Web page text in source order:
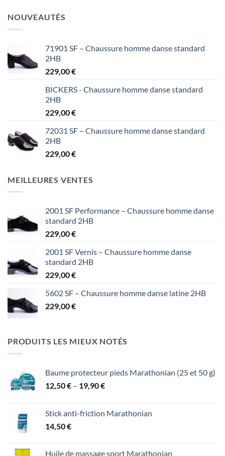
NOUVEAUTÉS
71901 SF – Chaussure homme danse standard
2HB
229,00€
BICKERS - Chaussure homme danse standard
2HB
229,00€
72031 SF – Chaussure homme danse standard
2HB
229,00€
MEILLEURES VENTES
2001 SF Performance – Chaussure homme danse
standard 2HB
229,00€
2001 SF Vernis – Chaussure homme danse
standard 2HB
229,00€
5602 SF – Chaussure homme danse latine 2HB
229,00€
PRODUITS LES MIEUX NOTÉS
Baume protecteur pieds Marathonian (25 et 50 g)
12,50€ – 19,90€Price
through
Stick anti-friction Marathonian
14,50€
Huile de massage sport Marathonian